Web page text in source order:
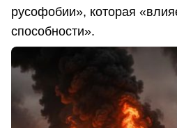
русофобии», которая
способности».